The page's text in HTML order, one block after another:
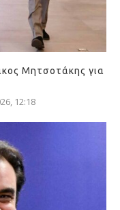
Μητσοτάκης για
12:18